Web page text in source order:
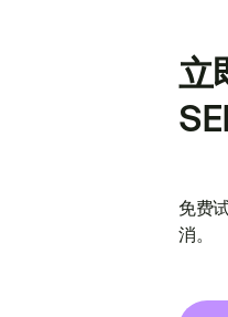
立
免费
消。